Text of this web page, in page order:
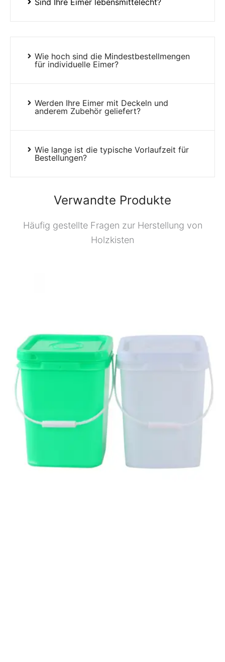
Sind Ihre Eimer lebensmittelecht?
Wie hoch sind die Mindestbestellmengen
für individuelle Eimer?
Werden Ihre Eimer mit Deckeln und
anderem Zubehör geliefert?
Wie lange ist die typische Vorlaufzeit für
Bestellungen?
Verwandte Produkte
Häufig gestellte Fragen zur Herstellung von
Holzkisten